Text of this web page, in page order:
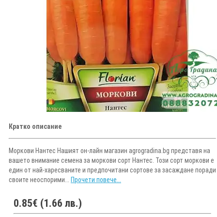
Кратко описание
Моркови Нантес Нашият он-лайн магазин agrogradina.bg представя на
вашето внимание семена за моркови сорт Нантес. Този сорт моркови е
един от най-харесваните и предпочитани сортове за засаждане поради
своите неоспорими... Прочети повече...
0.85€ (1.66 лв.)